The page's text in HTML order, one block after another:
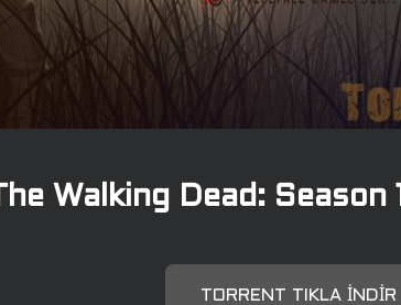
The Walking Dead: Season 1
TORRENT TIKLA İNDIR